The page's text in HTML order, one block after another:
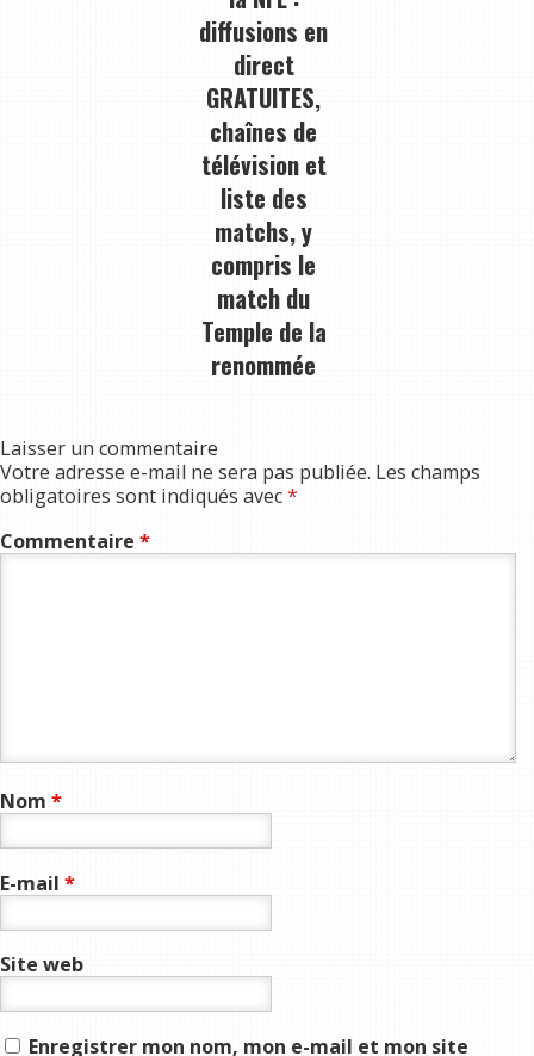
diffusions en
direct
GRATUITES,
chaînes de
télévision et
liste des
matchs, y
compris le
match du
Temple de la
renommée
Laisser un commentaire
Votre adresse e-mail ne sera pas publiée. Les champs
obligatoires sont indiqués avec*
Commentaire *
Nom *
E-mail *
Site web
Enregistrer mon nom, mon e-mail et mon site